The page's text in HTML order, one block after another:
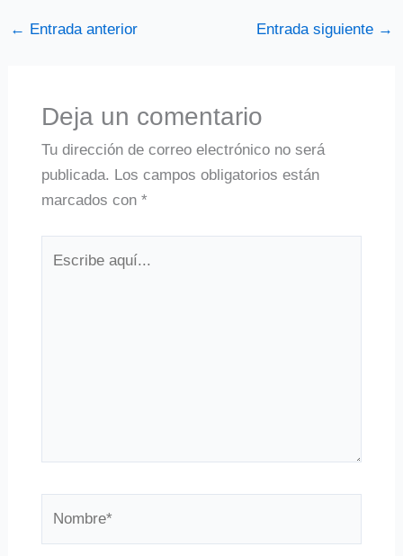
← Entrada anterior Entrada siguiente →
Deja un comentario
Tu dirección de correo electrónico no será
publicada. Los campos obligatorios están
marcados con *